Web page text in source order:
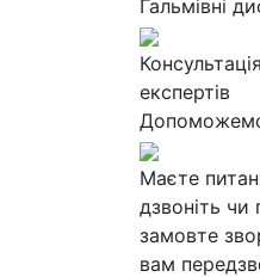
Гальмівні
Консультація
експертів
Допоможемо
Маєте
дзвоніть
замовте
вам